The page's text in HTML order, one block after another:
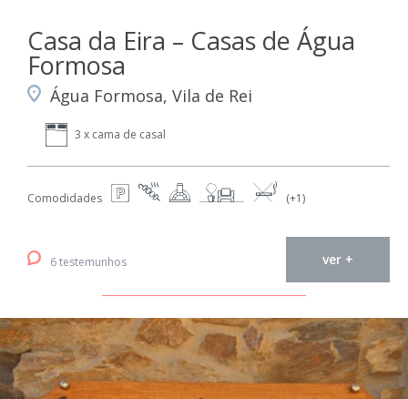
Casa da Eira – Casas de Água
Formosa
Água Formosa, Vila de Rei
3 x cama de casal
Comodidades (+1)
6 testemunhos ver +